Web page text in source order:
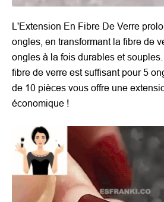
L'Extension En Fibre De Verre
ongles, en transformant la fibre de
ongles à la fois durables et
fibre de verre est suffisant pour 5
de 10 pièces vous offre une
économique !